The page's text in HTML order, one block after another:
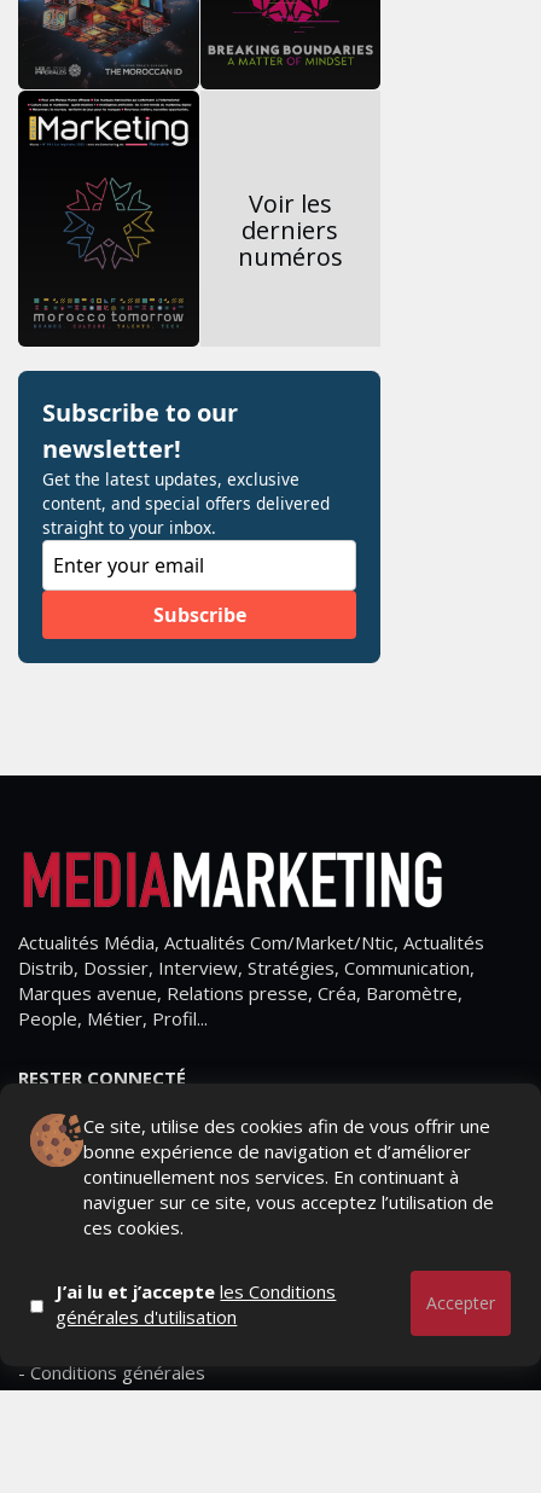
Voir les
derniers
numéros
Ce site, utilise des cookies afin de vous offrir une
bonne expérience de navigation et d’améliorer
continuellement nos services. En continuant à
naviguer sur ce site, vous acceptez l’utilisation de
ces cookies.
J’ai lu et j’accepteles Conditions
générales d'utilisation
Accepter
Actualités Média, Actualités Com/Market/Ntic, Actualités
Distrib, Dossier, Interview, Stratégies, Communication,
Marques avenue, Relations presse, Créa, Baromètre,
People, Métier, Profil...
RESTER CONNECTÉ
- Page d'accueil
- Qui sommes-nous ?
- Contactez-nous
- Conditions générales